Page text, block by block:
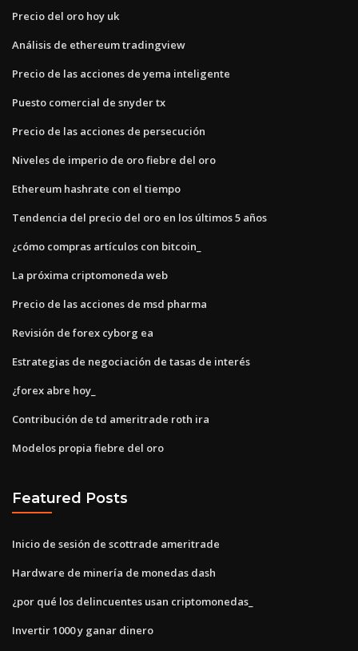
Precio del oro hoy uk
Análisis de ethereum tradingview
Precio de las acciones de yema inteligente
Puesto comercial de snyder tx
Precio de las acciones de persecución
Niveles de imperio de oro fiebre del oro
Ethereum hashrate con el tiempo
Tendencia del precio del oro en los últimos 5 años
¿cómo compras artículos con bitcoin_
La próxima criptomoneda web
Precio de las acciones de msd pharma
Revisión de forex cyborg ea
Estrategias de negociación de tasas de interés
¿forex abre hoy_
Contribución de td ameritrade roth ira
Modelos propia fiebre del oro
Featured Posts
Inicio de sesión de scottrade ameritrade
Hardware de minería de monedas dash
¿por qué los delincuentes usan criptomonedas_
Invertir 1000 y ganar dinero